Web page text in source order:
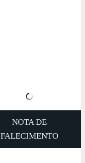
NOTA DE
FALECIMENTO